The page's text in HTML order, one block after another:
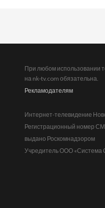
При любом использовании
на nk-tv.com обязательна.
Рекламодателям
Интернет-телевидение
Регистрационный номер
выдано Роскомнадзором
Учредитель ООО «Система